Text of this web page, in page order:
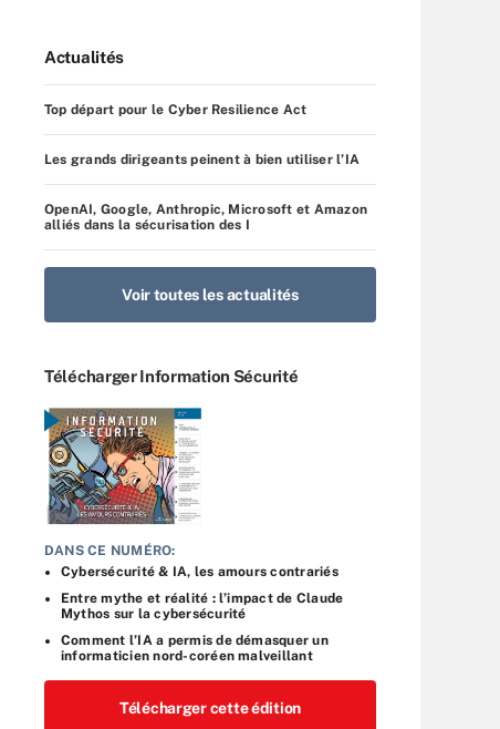
Actualités
Top départ pour le Cyber Resilience Act
Les grands dirigeants peinent à bien utiliser l’IA
OpenAI, Google, Anthropic, Microsoft et Amazon
alliés dans la sécurisation des I
Voir toutes les actualités
Télécharger Information Sécurité
DANS CE NUMÉRO:
Cybersécurité & IA, les amours contrariés
Entre mythe et réalité : l’impact de Claude
Mythos sur la cybersécurité
Comment l’IA a permis de démasquer un
informaticien nord-coréen malveillant
Télécharger cette édition